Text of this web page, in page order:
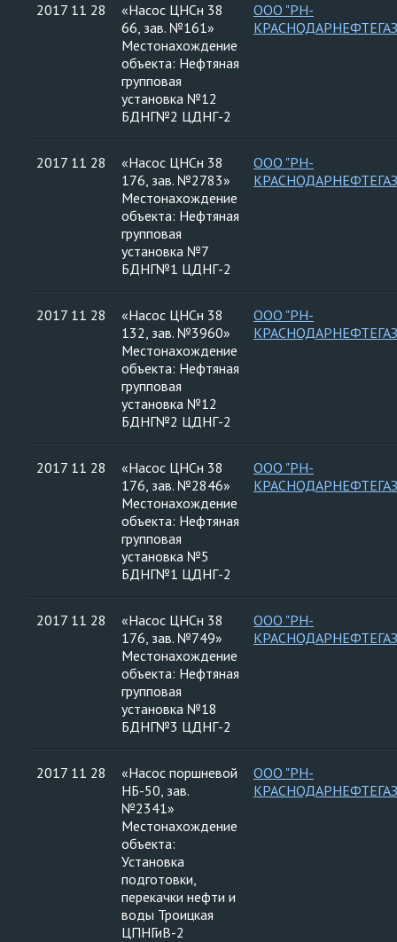
2017 11 28
«Насос ЦНСн 38
66, зав. №161»
Местонахождение
объекта: Нефтяная
групповая
установка №12
БДНГ№2 ЦДНГ-2
ООО "РН-
2017 11 28
«Насос ЦНСн 38
176, зав. №2783»
Местонахождение
объекта: Нефтяная
групповая
установка №7
БДНГ№1 ЦДНГ-2
ООО "РН-
2017 11 28
«Насос ЦНСн 38
132, зав. №3960»
Местонахождение
объекта: Нефтяная
групповая
установка №12
БДНГ№2 ЦДНГ-2
ООО "РН-
2017 11 28
«Насос ЦНСн 38
176, зав. №2846»
Местонахождение
объекта: Нефтяная
групповая
установка №5
БДНГ№1 ЦДНГ-2
ООО "РН-
2017 11 28
«Насос ЦНСн 38
176, зав. №749»
Местонахождение
объекта: Нефтяная
групповая
установка №18
БДНГ№3 ЦДНГ-2
ООО "РН-
2017 11 28
«Насос поршневой
НБ-50, зав.
№2341»
Местонахождение
объекта:
Установка
подготовки,
перекачки нефти и
воды Троицкая
ЦПНГиВ-2
ООО "РН-